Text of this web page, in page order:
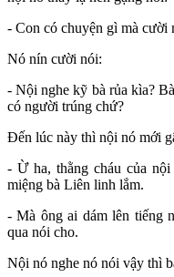
- Con có chuyện gì mà cười
Nó nín cười nói:
- Nội nghe kỹ bà rủa kìa?
có người trúng chứ?
Đến lúc này thì nội nó mới
- Ừ ha, thằng cháu của
miệng bà Liên linh lắm.
- Mà ông ai dám lên tiếng
qua nói cho.
Nội nó nghe nó nói vậy thì